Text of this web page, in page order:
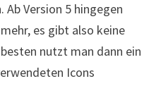
Ab Version 5 hingegen
es gibt also keine
nutzt man dann ein
Icons